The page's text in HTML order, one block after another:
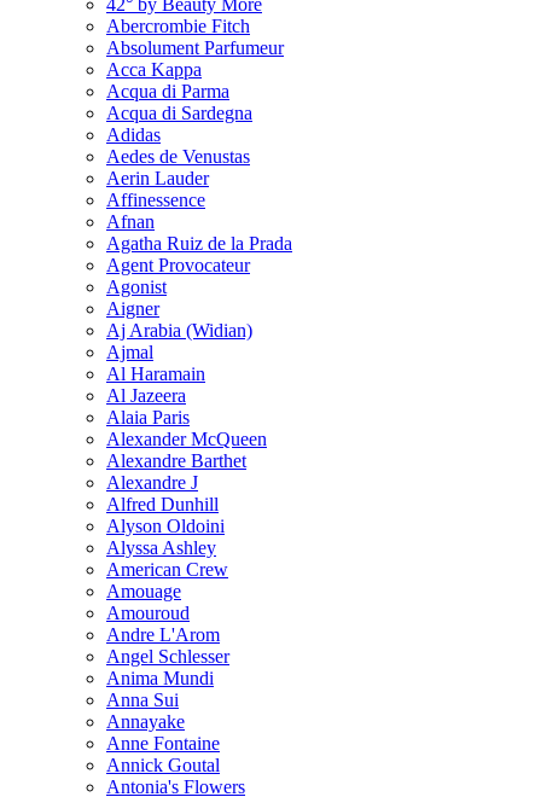
42° by Beauty More
Abercrombie Fitch
Absolument Parfumeur
Acca Kappa
Acqua di Parma
Acqua di Sardegna
Adidas
Aedes de Venustas
Aerin Lauder
Affinessence
Afnan
Agatha Ruiz de la Prada
Agent Provocateur
Agonist
Aigner
Aj Arabia (Widian)
Ajmal
Al Haramain
Al Jazeera
Alaia Paris
Alexander McQueen
Alexandre Barthet
Alexandre J
Alfred Dunhill
Alyson Oldoini
Alyssa Ashley
American Crew
Amouage
Amouroud
Andre L'Arom
Angel Schlesser
Anima Mundi
Anna Sui
Annayake
Anne Fontaine
Annick Goutal
Antonia's Flowers